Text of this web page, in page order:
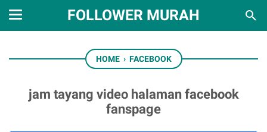
FOLLOWER MURAH
HOME › FACEBOOK
jam tayang video halaman facebook
fanspage